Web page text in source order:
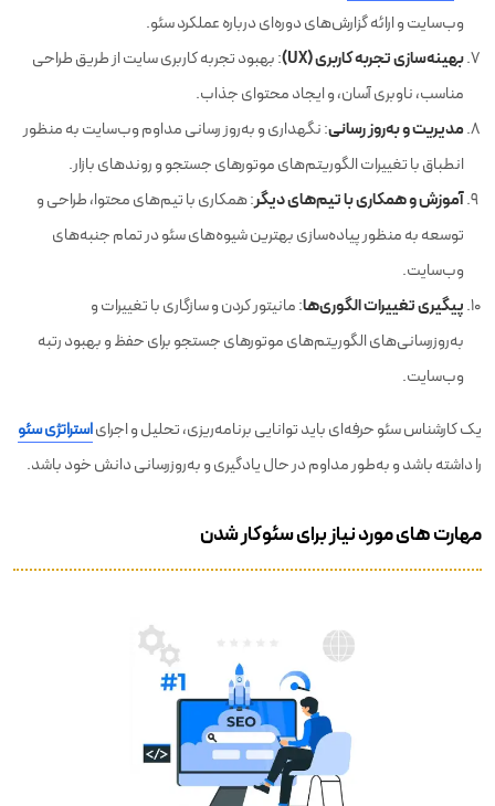
وب‌سایت و ارائه گزارش‌های دوره‌ای درباره عملکرد سئو.
بهینه‌سازی تجربه کاربری (UX)
: بهبود تجربه کاربری سایت از طریق طراحی
مناسب، ناوبری آسان، و ایجاد محتوای جذاب.
مدیریت و به‌روز رسانی: نگهداری و به‌روز رسانی مداوم وب‌سایت به منظور
انطباق با تغییرات الگوریتم‌های موتورهای جستجو و روندهای بازار.
آموزش و همکاری با تیم‌های دیگر: همکاری با تیم‌های محتوا، طراحی و
توسعه به منظور پیاده‌سازی بهترین شیوه‌های سئو در تمام جنبه‌های
وب‌سایت.
پیگیری تغییرات الگوری‌ها: مانیتور کردن و سازگاری با تغییرات و
به‌روزرسانی‌های الگوریتم‌های موتورهای جستجو برای حفظ و بهبود رتبه
وب‌سایت.
یک کارشناس سئو حرفه‌ای باید توانایی برنامه‌ریزی، تحلیل و اجرایاستراتژی سئو
را داشته باشد و به‌طور مداوم در حال یادگیری و به‌روزرسانی دانش خود باشد.
مهارت های مورد نیاز برای سئوکار شدن